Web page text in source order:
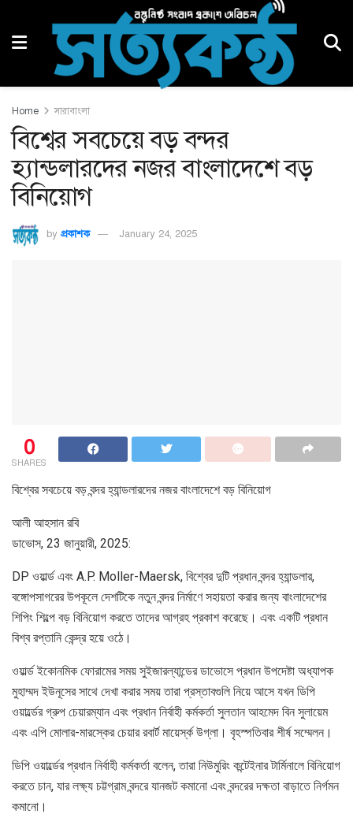
Home সারাবাংলা
বিশ্বের সবচেয়ে বড় বন্দর
হ্যান্ডলারদের নজর বাংলাদেশে বড়
বিনিয়োগ
by প্রকাশক January 24, 2025
0
SHARES
বিশ্বের সবচেয়ে বড় বন্দর হ্যান্ডলারদের নজর বাংলাদেশে বড় বিনিয়োগ
আলী আহসান রবি
ডাভোস, 23 জানুয়ারী, 2025:
DP ওয়ার্ল্ড এবং A.P. Moller-Maersk, বিশ্বের দুটি প্রধান বন্দর হ্যান্ডলার,
বঙ্গোপসাগরের উপকূলে দেশটিকে নতুন বন্দর নির্মাণে সহায়তা করার জন্য বাংলাদেশের
শিপিং শিল্পে বড় বিনিয়োগ করতে তাদের আগ্রহ প্রকাশ করেছে। এবং একটি প্রধান
বিশ্ব রপ্তানি কেন্দ্র হয়ে ওঠে।
ওয়ার্ল্ড ইকোনমিক ফোরামের সময় সুইজারল্যান্ডের ডাভোসে প্রধান উপদেষ্টা অধ্যাপক
মুহাম্মদ ইউনূসের সাথে দেখা করার সময় তারা প্রস্তাবগুলি নিয়ে আসে যখন ডিপি
ওয়ার্ল্ডের গ্রুপ চেয়ারম্যান এবং প্রধান নির্বাহী কর্মকর্তা সুলতান আহমেদ বিন সুলায়েম
এবং এপি মোলার-মারস্কের চেয়ার রবার্ট মায়ের্স্ক উগ্লা। বৃহস্পতিবার শীর্ষ সম্মেলন।
ডিপি ওয়ার্ল্ডের প্রধান নির্বাহী কর্মকর্তা বলেন, তারা নিউমুরিং কন্টেইনার টার্মিনালে বিনিয়োগ
করতে চান, যার লক্ষ্য চট্টগ্রাম বন্দরে যানজট কমানো এবং বন্দরের দক্ষতা বাড়াতে নির্গমন
কমানো।